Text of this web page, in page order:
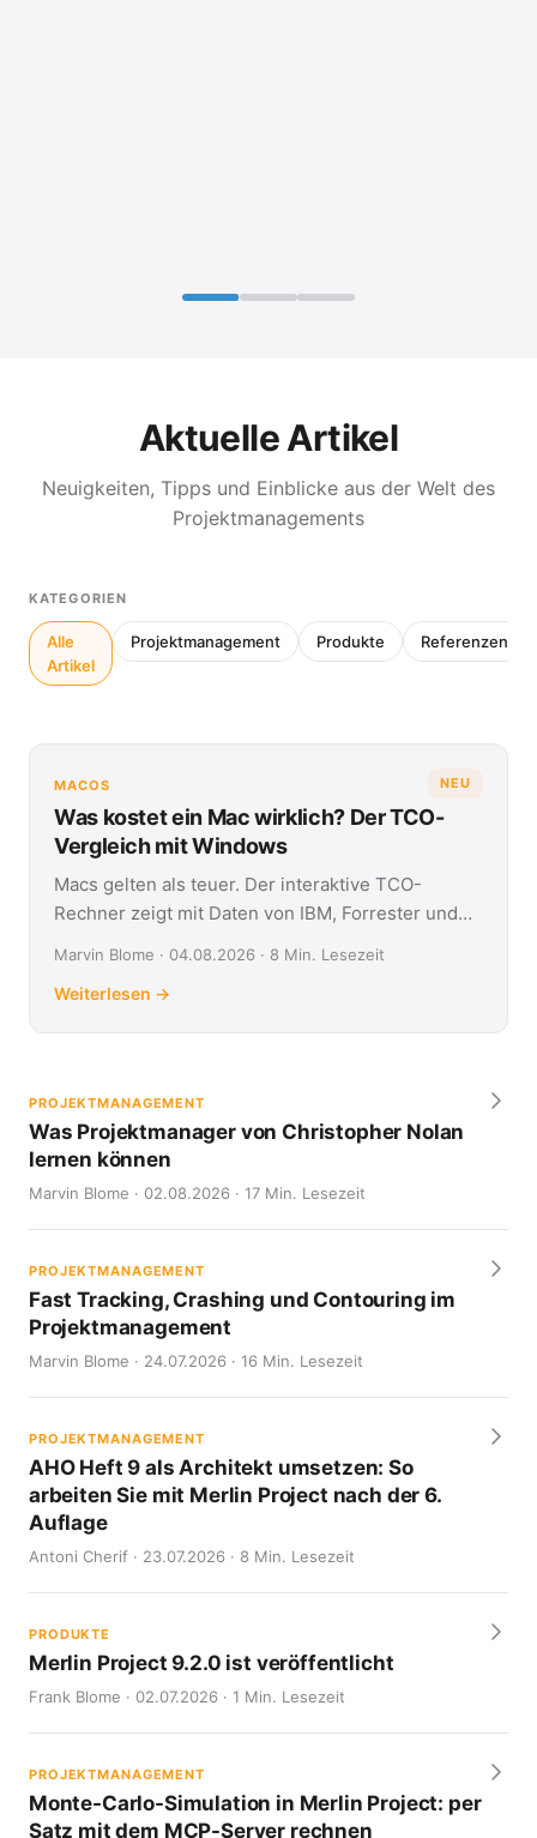
Aktuelle Artikel
Neuigkeiten, Tipps und Einblicke aus der Welt des
Projektmanagements
KATEGORIEN
Alle
Artikel
Projektmanagement Produkte Referenzen
NEU
MACOS
Was kostet ein Mac wirklich? Der TCO-
Vergleich mit Windows
Macs gelten als teuer. Der interaktive TCO-
Rechner zeigt mit Daten von IBM, Forrester und
Marvin Blome · 04.08.2026 · 8 Min. Lesezeit
Weiterlesen →
PROJEKTMANAGEMENT
Was Projektmanager von Christopher Nolan
lernen können
Marvin Blome · 02.08.2026 · 17 Min. Lesezeit
PROJEKTMANAGEMENT
Fast Tracking, Crashing und Contouring im
Projektmanagement
Marvin Blome · 24.07.2026 · 16 Min. Lesezeit
PROJEKTMANAGEMENT
AHO Heft 9 als Architekt umsetzen: So
arbeiten Sie mit Merlin Project nach der 6.
Auflage
Antoni Cherif · 23.07.2026 · 8 Min. Lesezeit
PRODUKTE
Merlin Project 9.2.0 ist veröffentlicht
Frank Blome · 02.07.2026 · 1 Min. Lesezeit
PROJEKTMANAGEMENT
Monte-Carlo-Simulation in Merlin Project: per
Satz mit dem MCP-Server rechnen